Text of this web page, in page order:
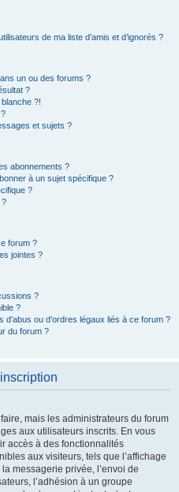
de ma liste d’amis et d’ignorés ?
un ou des forums ?
?
?!
et sujets ?
abonnements ?
à un sujet spécifique ?
?
?
forum ?
jointes ?
?
?
ou d’ordres légaux liés à ce forum ?
du forum ?
mais les administrateurs du forum
aux utilisateurs inscrits. En vous
accès à des fonctionnalités
aux visiteurs, tels que l’affichage
messagerie privée, l’envoi de
l’adhésion à un groupe